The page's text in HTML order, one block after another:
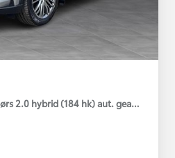
2.0 hybrid (184 hk) aut. gear C-HIC